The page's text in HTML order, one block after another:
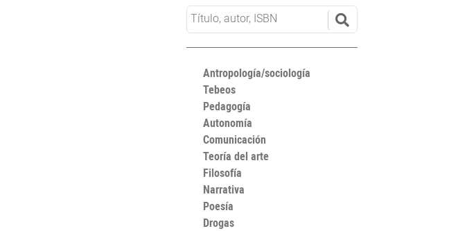
Antropología/sociología
Tebeos
Pedagogía
Autonomía
Comunicación
Teoría del arte
Filosofía
Narrativa
Poesía
Drogas